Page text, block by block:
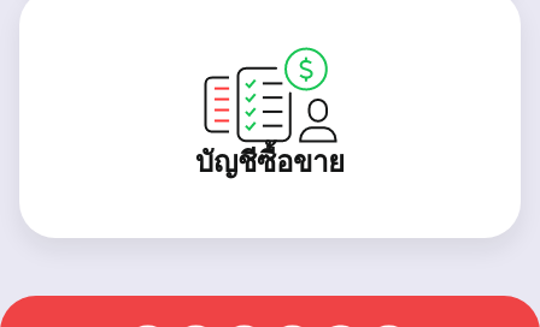
บัญชีซื้อขาย